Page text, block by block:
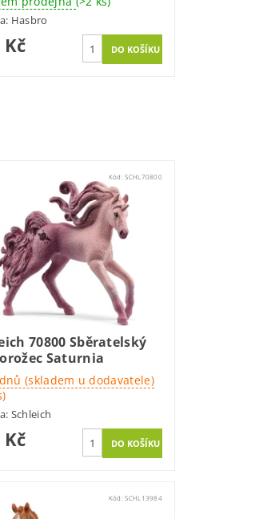
Hasbro
Kč
Kód:SCHL70800
70800 Sběratelský
Saturnia
(skladem u dodavatele)
Schleich
Kč
Kód:SCHL13984